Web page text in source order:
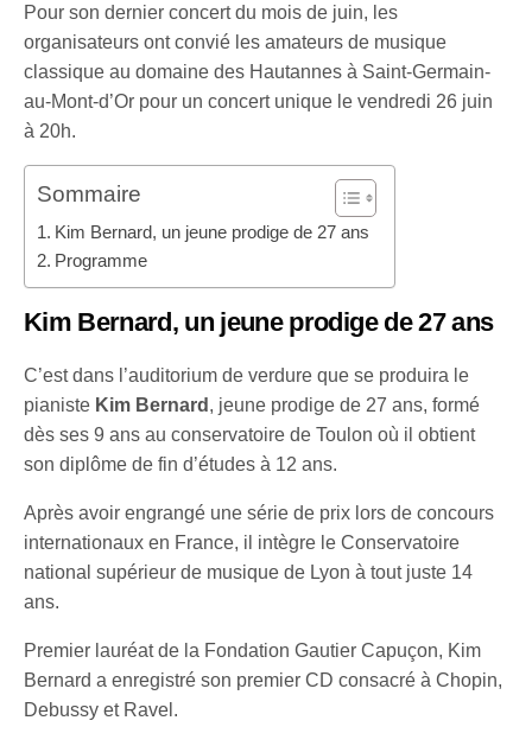
Pour son dernier concert du mois de juin, les
organisateurs ont convié les amateurs de musique
classique au domaine des Hautannes à Saint-Germain-
au-Mont-d’Or pour un concert unique le vendredi 26 juin
à 20h.
Sommaire
Kim Bernard, un jeune prodige de 27 ans
Programme
Kim Bernard, un jeune prodige de 27 ans
C’est dans l’auditorium de verdure que se produira le
pianiste Kim Bernard , jeune prodige de 27 ans, formé
dès ses 9 ans au conservatoire de Toulon où il obtient
son diplôme de fin d’études à 12 ans.
Après avoir engrangé une série de prix lors de concours
internationaux en France, il intègre le Conservatoire
national supérieur de musique de Lyon à tout juste 14
ans.
Premier lauréat de la Fondation Gautier Capuçon, Kim
Bernard a enregistré son premier CD consacré à Chopin,
Debussy et Ravel.